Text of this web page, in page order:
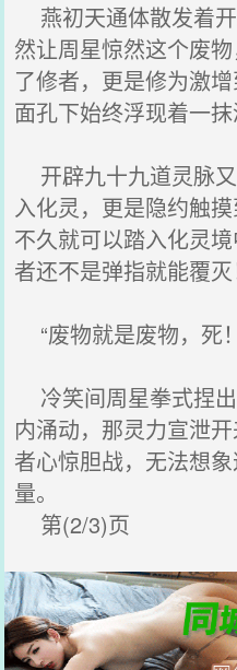
燕初天通体散发着
然让周星惊然这个废
了修者，更是修为激
面孔下始终浮现着一抹
开辟九十九道灵脉
入化灵，更是隐约触
不久就可以踏入化灵
者还不是弹指就能覆灭
“废物就是废物，死
冷笑间周星拳式捏
内涌动，那灵力宣泄
者心惊胆战，无法想
量。
第(2/3)页